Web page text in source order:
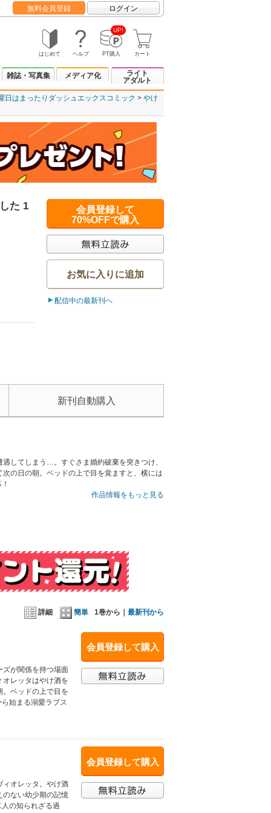
無料会員登録 ログイン
はじめて ヘルプ
UP!
PT購入 カート
雑誌・写真集 メディア化
ライト
アダルト
日はまったりダッシュエックスコミック
やけ
た 1
会員登録して
70%OFFで購入
お気に入りに追加
配信中の最新刊へ
新刊自動購入
してしまう…。すぐさま婚約破棄を突きつけ、
の日の朝。ベッドの上で目を覚ますと、横には
作品情報をもっと見る
詳細 簡単 1巻から｜ 最新刊から
会員登録して購入
ズが関係を持つ場面
レッタはやけ酒を
ベッドの上で目を
始まる溺愛ラブス
会員登録して購入
ィオレッタ。やけ酒
ない幼少期の記憶
の知られざる過